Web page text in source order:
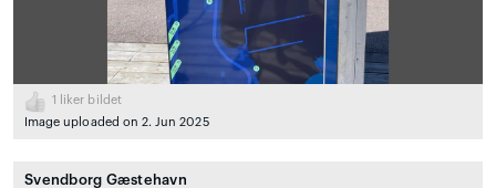
1
liker bildet
Image uploaded on 2. Jun 2025
Svendborg Gæstehavn